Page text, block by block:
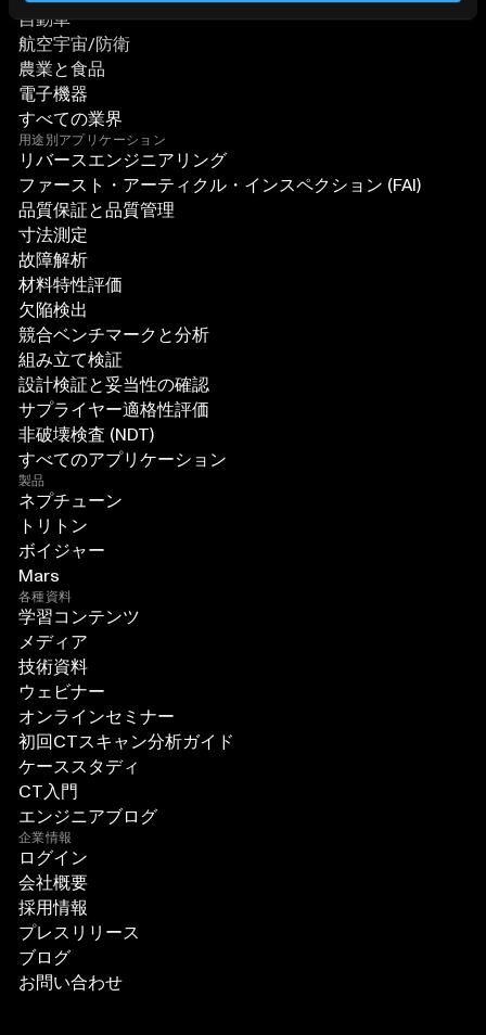
自動車
航空宇宙/防衛
農業と食品
電子機器
すべての業界
用途別アプリケーション
リバースエンジニアリング
ファースト・アーティクル・インスペクション (FAI)
品質保証と品質管理
寸法測定
故障解析
材料特性評価
欠陥検出
競合ベンチマークと分析
組み立て検証
設計検証と妥当性の確認
サプライヤー適格性評価
非破壊検査 (NDT)
すべてのアプリケーション
製品
ネプチューン
トリトン
ボイジャー
Mars
各種資料
学習コンテンツ
メディア
技術資料
ウェビナー
オンラインセミナー
初回CTスキャン分析ガイド
ケーススタディ
CT入門
エンジニアブログ
企業情報
ログイン
会社概要
採用情報
プレスリリース
ブログ
お問い合わせ